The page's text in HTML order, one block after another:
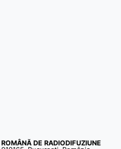
DE RADIODIFUZIUNE